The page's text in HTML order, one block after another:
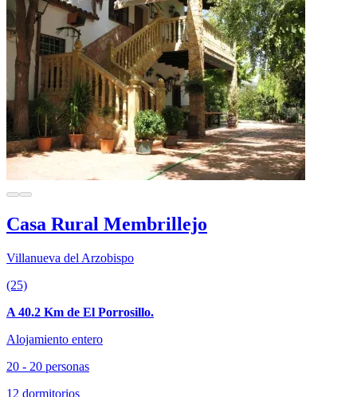
Casa Rural Membrillejo
Villanueva del Arzobispo
(25)
A 40.2 Km de El Porrosillo.
Alojamiento entero
20 - 20 personas
12 dormitorios